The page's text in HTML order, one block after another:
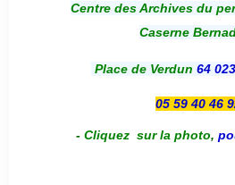
Centre des Archives du
Caserne
Place de Verdun 64
05 59 40 46
- Cliquez sur la photo,